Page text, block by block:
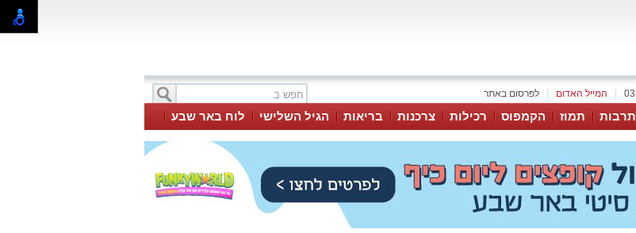
לפרסום באתר המייל האדום
תרבות תמוז הקמפוס רכילות צרכנות בריאות הגיל השלישי
לוח באר שבע